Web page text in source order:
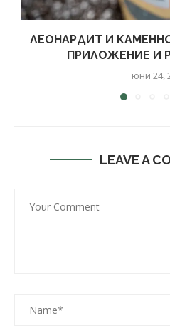
ЛЕОНАРДИТ И
ПРИЛОЖЕНИЕ И
юни 24,
LEAVE A